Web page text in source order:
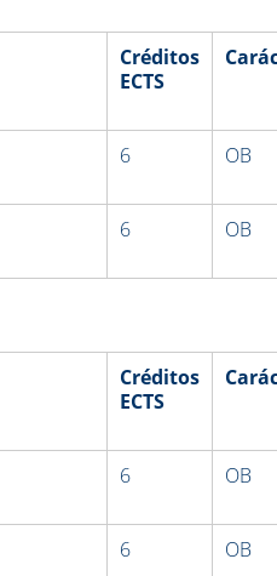
Créditos
ECTS
6 OB
6 OB
Créditos
ECTS
6 OB
6 OB